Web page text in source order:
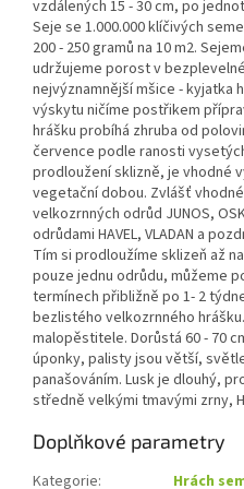
vzdálených 15 - 30 cm, po
Seje se 1.000.000 klíčivých
200 - 250 gramů na 10 m2.
udržujeme porost v
nejvýznamnější mšice - kyjatka
výskytu ničíme postřikem
hrášku probíhá zhruba od
července podle ranosti
prodloužení sklizně, je vhodné
vegetační dobou. Zvlášť
velkozrnných odrůd JUNOS,
odrůdami HAVEL, VLADAN a
Tím si prodloužíme sklizeň až
pouze jednu odrůdu, můžeme
termínech přibližně po 1- 2
bezlistého velkozrnného
malopěstitele. Dorůstá 60 - 70
úponky, palisty jsou větší,
panašováním. Lusk je dlouhý,
středně velkými tmavými zrny,
Doplňkové parametry
Kategorie:
Hrách